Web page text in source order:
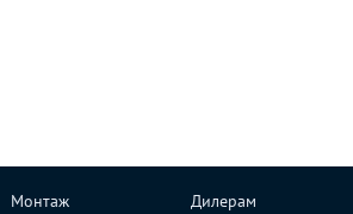
Монтаж Дилерам